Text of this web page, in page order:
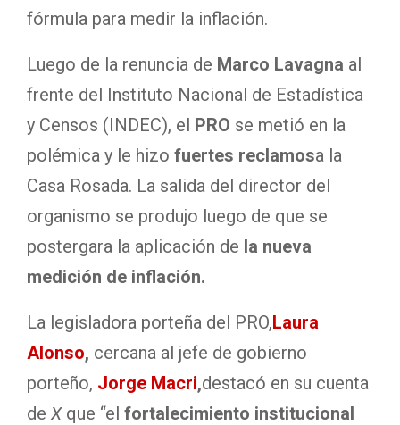
fórmula para medir la inflación.
Luego de la renuncia de Marco Lavagna al
frente del Instituto Nacional de Estadística
y Censos (INDEC), el PRO se metió en la
polémica y le hizo fuertes reclamosa la
Casa Rosada. La salida del director del
organismo se produjo luego de que se
postergara la aplicación de la nueva
medición de inflación.
La legisladora porteña del PRO,Laura
Alonso, cercana al jefe de gobierno
porteño, Jorge Macri,destacó en su cuenta
de Xque “el fortalecimiento institucional